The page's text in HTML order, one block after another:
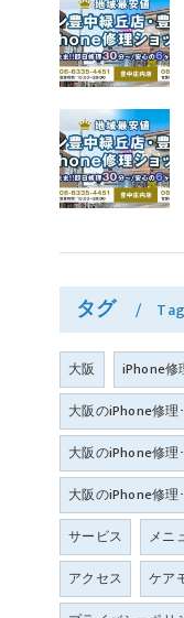
タグ
大阪 iPhone修
大阪のiPhone修
大阪のiPhone修
大阪のiPhone修
サービス
メニ
アクセス
ケア